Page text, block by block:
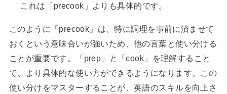
これは「precook」よりも具体的です。
このように「precook」は、特に調理を事前に済ませて
おくという意味合いが強いため、他の言葉と使い分ける
ことが重要です。「prep」と「cook」を理解すること
で、より具体的な使い方ができるようになります。この
使い分けをマスターすることが、英語のスキルを向上さ